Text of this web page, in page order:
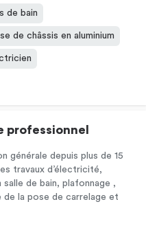
de bain
de châssis en aluminium
professionnel
générale depuis plus de 15
travaux d’électricité,
de bain, plafonnage ,
la pose de carrelage et